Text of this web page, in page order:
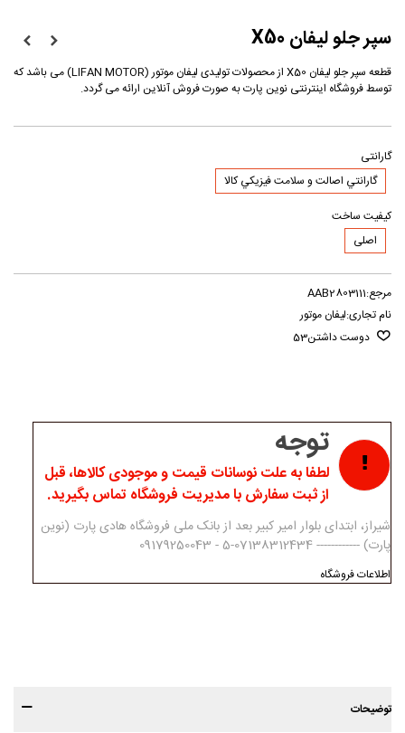
سپر جلو لیفان X50
قطعه سپر جلو لیفان X50 از محصولات تولیدی لیفان موتور (LIFAN MOTOR) می باشد که
توسط فروشگاه اینترنتی نوین پارت به صورت فروش آنلاین ارائه می گردد.
گارانتی
گارانتي اصالت و سلامت فيزيکي کالا
کیفیت ساخت
اصلی
مرجع:AAB2803111
نام تجاری:لیفان موتور
دوست داشتن53
توجه
لطفا به علت نوسانات قیمت و موجودی کالاها، قبل
از ثبت سفارش با مدیریت فروشگاه تماس بگیرید.
شیراز، ابتدای بلوار امیر کبیر بعد از بانک ملی فروشگاه هادی پارت (نوین
پارت) ------------ 07138312434-5 - 09179250043
اطلاعات فروشگاه
توضیحات